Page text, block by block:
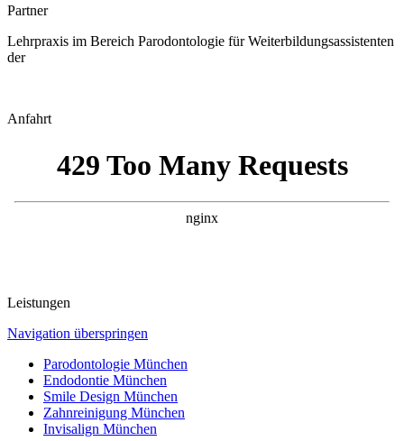
Partner
Lehrpraxis im Bereich Parodontologie für Weiterbildungsassistenten
der
Anfahrt
Leistungen
Navigation überspringen
Parodontologie München
Endodontie München
Smile Design München
Zahnreinigung München
Invisalign München